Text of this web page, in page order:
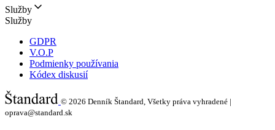
Služby
Služby
GDPR
V.O.P
Podmienky používania
Kódex diskusií
© 2026 Denník Štandard, Všetky práva vyhradené |
oprava@standard.sk